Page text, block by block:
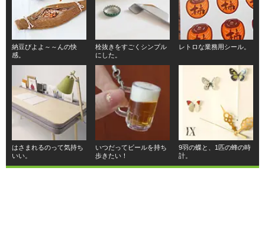
納豆びよよ～～んの快
感。
栓抜きをすごくシンプル
にした。
レトロな業務用シール。
はさまれるのって気持ち
いい。
いつだってビールを持ち
歩きたい！
9羽の蝶と、1匹の蜂の時
計。